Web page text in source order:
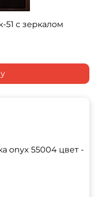
51 с зеркалом
onyx 55004 цвет -